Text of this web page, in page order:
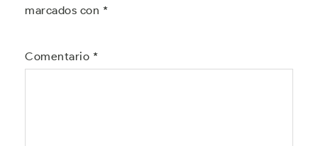
marcados con *
Comentario *